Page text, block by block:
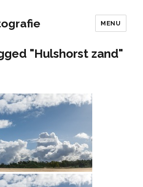
MENU
"Hulshorst zand"